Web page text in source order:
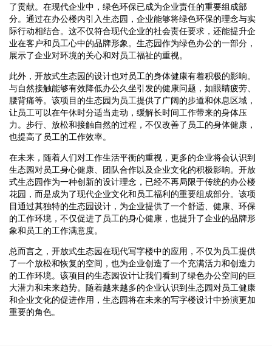
了贡献。在现代企业中，绿色环保已成为企业责任的重要组成部
分。通过在办公楼内引入生态园，企业能够将绿色环保的理念与实
际行动相结合。这不仅符合现代企业的社会责任要求，还能提升企
业在客户和员工心中的品牌形象。生态园作为绿色办公的一部分，
展示了企业对环境的关心和对员工福祉的重视。
此外，开放式生态园的设计也对员工的身体健康有着积极的影响。
与自然接触能够有效降低办公久坐引发的健康问题，如眼睛疲劳、
腰背痛等。该项目的生态园为员工提供了广阔的步道和休息区域，
让员工可以在午休时分适当走动，缓解长时间工作带来的身体压
力。步行、放松和接触自然的过程，不仅改善了员工的身体健康，
也提高了员工的工作效率。
在未来，随着人们对工作生活平衡的重视，更多的企业将会认识到
生态园对员工身心健康、团队合作以及企业文化的积极影响。开放
式生态园作为一种创新的设计理念，已经不再局限于传统的办公楼
花园，而是成为了现代企业文化和员工福利的重要组成部分。该项
目通过其独特的生态园设计，为企业提供了一个舒适、健康、环保
的工作环境，不仅促进了员工的身心健康，也提升了企业的品牌形
象和员工的工作满意度。
总而言之，开放式生态园在现代写字楼中的应用，不仅为员工提供
了一个放松和恢复的空间，也为企业创造了一个充满活力和创造力
的工作环境。该项目的生态园设计让我们看到了绿色办公空间的巨
大潜力和未来趋势。随着越来越多的企业认识到生态园对员工健康
和企业文化的促进作用，生态园将在未来的写字楼设计中扮演更加
重要的角色。